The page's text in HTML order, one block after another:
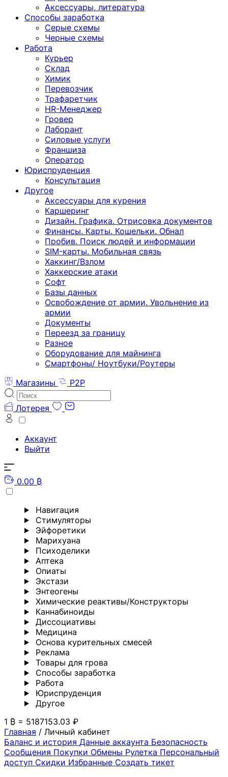
Аксессуары, литература
Способы заработка
Серые схемы
Черные схемы
Работа
Курьер
Склад
Химик
Перевозчик
Трафаретчик
HR-Менеджер
Гровер
Лаборант
Силовые услуги
Франшиза
Оператор
Юриспруденция
Консультация
Другoе
Аксессуары для курения
Каршеринг
Дизайн. Графика. Отрисовка документов
Финансы. Карты. Кошельки. Обнал
Пробив. Поиск людей и информации
SIM-карты. Мобильная связь
Хаккинг/Взлом
Хаккерские атаки
Софт
Базы данных
Освобождение от армии. Увольнение из
армии
Документы
Переезд за границу
Разное
Оборудование для майнинга
Смартфоны/ Ноутбуки/Роутеры
Магазины
P2P
Лотерея
Аккаунт
Выйти
0.00 ₿
Навигация
Стимуляторы
Эйфоретики
Марихуана
Психоделики
Аптека
Опиаты
Экстази
Энтеогены
Химические реактивы/Конструкторы
Каннабиноиды
Диссоциативы
Медицина
Основа курительных смесей
Реклама
Товары для грова
Способы заработка
Работа
Юриспруденция
Другoе
1 ₿ = 5187153.03 ₽
Главная / Личный кабинет
Баланс и история Данные аккаунта Безопасность
Сообщения Покупки Обмены Рулетка Персональный
доступ Скидки Избранные Создать тикет